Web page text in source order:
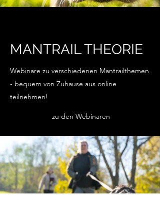
MANTRAIL THEORIE
Webinare zu verschiedenen Mantrailthemen
- bequem von Zuhause aus online
teilnehmen!
zu den Webinaren